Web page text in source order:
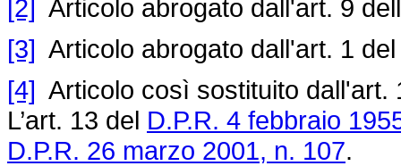
[2] Articolo abrogato dall'art. 9
[3] Articolo abrogato dall'art. 1
[4] Articolo così sostituito dall'art.
L’art. 13 del D.P.R. 4 febbraio
D.P.R. 26 marzo 2001, n. 107.